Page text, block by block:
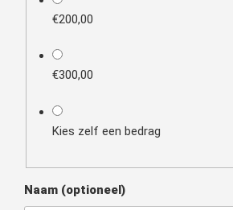
€200,00
€300,00
Kies zelf een bedrag
Naam (optioneel)